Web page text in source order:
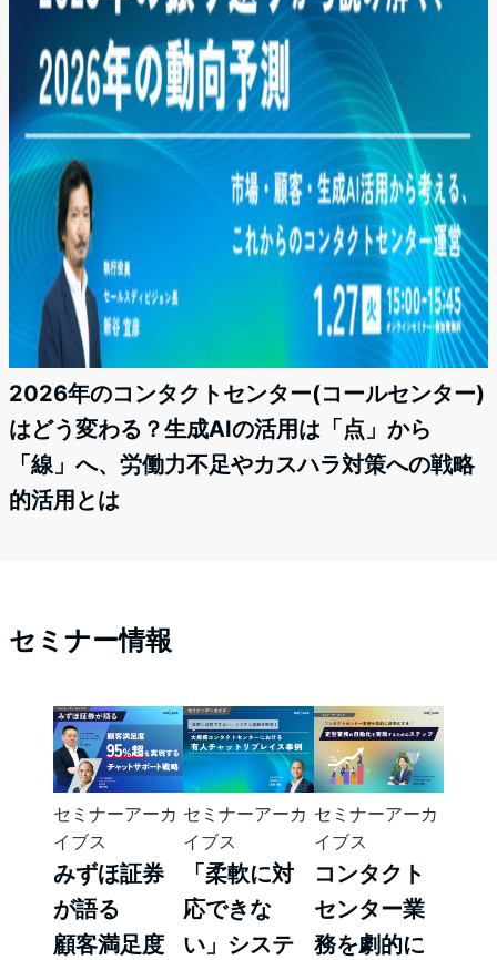
2026年のコンタクトセンター(コールセンター)
はどう変わる？生成AIの活用は「点」から
「線」へ、労働力不足やカスハラ対策への戦略
的活用とは
セミナー情報
セミナーアーカ
イブス
みずほ証券
が語る
顧客満足度
セミナーアーカ
イブス
「柔軟に対
応できな
い」システ
セミナーアーカ
イブス
コンタクト
センター業
務を劇的に